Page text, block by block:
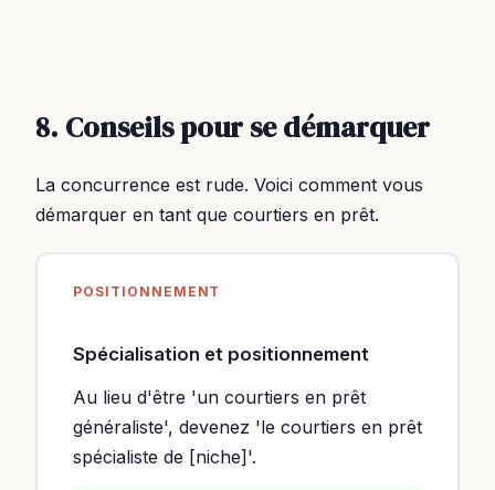
8. Conseils pour se démarquer
La concurrence est rude. Voici comment vous
démarquer en tant que courtiers en prêt.
POSITIONNEMENT
Spécialisation et positionnement
Au lieu d'être 'un courtiers en prêt
généraliste', devenez 'le courtiers en prêt
spécialiste de [niche]'.